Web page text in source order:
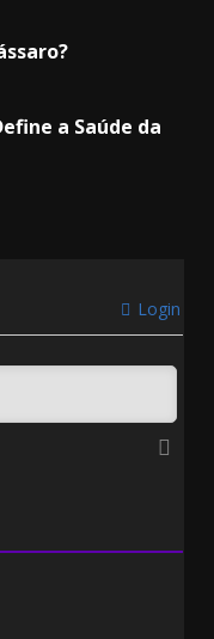
a Saúde da
Login